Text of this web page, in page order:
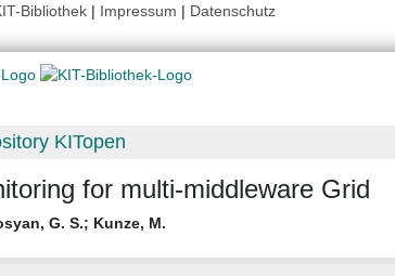
Bibliothek | Impressum | Datenschutz
KITopen
for multi-middleware Grid
G. S.; Kunze, M.